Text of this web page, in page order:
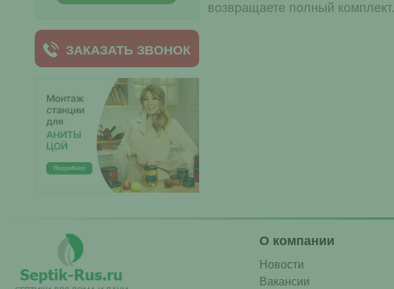
ЗАКАЗАТЬ ЗВОНОК
возвращаете полный комплект.
О компании
Новости
Вакансии